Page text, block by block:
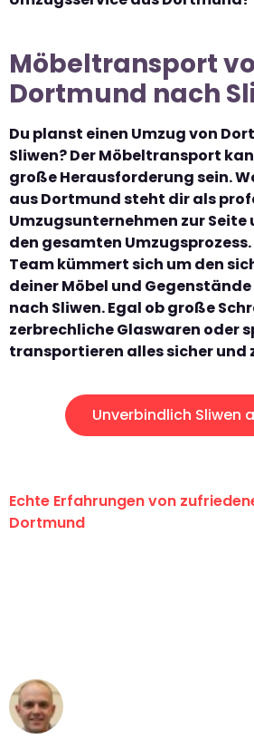
Möbeltransport
Dortmund nach
Du planst einen Umzug von
Sliwen? Der Möbeltransport
große Herausforderung sein.
aus Dortmund steht dir als
Umzugsunternehmen zur
den gesamten
Team kümmert sich um den
deiner Möbel und
nach Sliwen. Egal ob große
zerbrechliche Glaswaren oder
transportieren alles sicher und
Unverbindlich Sliwen
Echte Erfahrungen von
Dortmund